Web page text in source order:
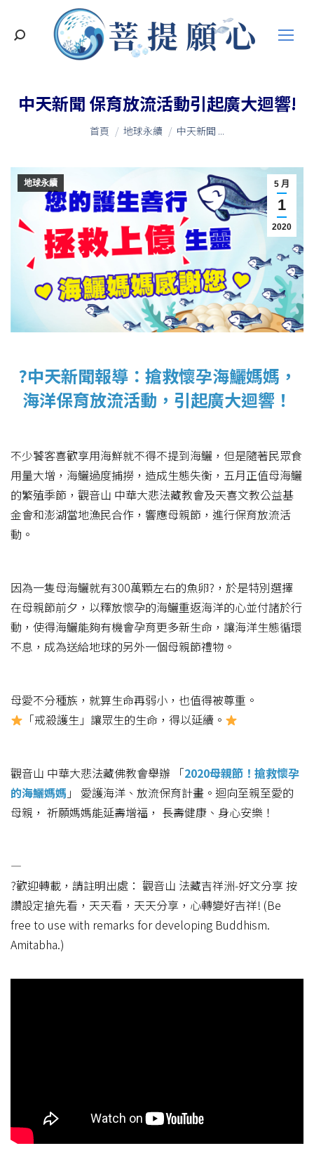
搜
中天新聞 保育放流活動引起廣大迴響!
您在這裡：
首頁 地球永續 中天新聞 ...
5 月
1
2020
地球永續
?中天新聞報導：搶救懷孕海鱺媽媽，
海洋保育放流活動，引起廣大迴響！
不少饕客喜歡享用海鮮就不得不提到海鱺，但是隨著民眾食
用量大增，海鱺過度捕撈，造成生態失衡，五月正值母海鱺
的繁殖季節，觀音山 中華大悲法藏教會及天喜文教公益基
金會和澎湖當地漁民合作，響應母親節，進行保育放流活
動。
因為一隻母海鱺就有300萬顆左右的魚卵?，於是特別選擇
在母親節前夕，以釋放懷孕的海鱺重返海洋的心並付諸於行
動，使得海鱺能夠有機會孕育更多新生命，讓海洋生態循環
不息，成為送給地球的另外一個母親節禮物。
母愛不分種族，就算生命再弱小，也值得被尊重。
「戒殺護生」讓眾生的生命，得以延續。
觀音山 中華大悲法藏佛教會舉辦 「2020母親節！搶救懷孕
的海鱺媽媽 」 愛護海洋、放流保育計畫。迴向至親至愛的
母親， 祈願媽媽能延壽增福， 長壽健康、身心安樂！
—
?歡迎轉載，請註明出處： 觀音山 法藏吉祥洲-好文分享 按
讚設定搶先看，天天看，天天分享，心轉變好吉祥! (Be
free to use with remarks for developing Buddhism.
Amitabha.)